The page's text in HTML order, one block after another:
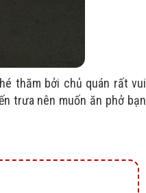
thăm bởi chủ quán rất vui
trưa nên muốn ăn phở bạn